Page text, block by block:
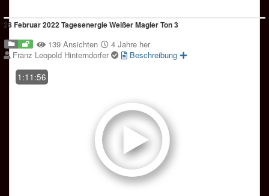
28 Februar 2022 Tagesenergie Weißer Magier Ton 3
139 Ansichten
4 Jahre her
Franz Leopold Hinterndorfer
Beschreibung
1:11:56